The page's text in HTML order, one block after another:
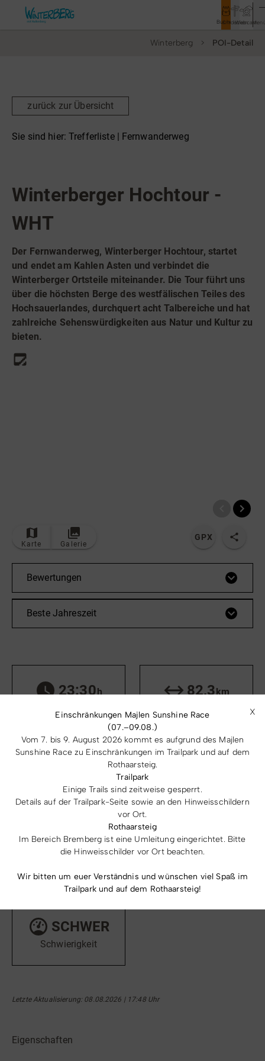
Buchen
Entdecken
Webcam
Rathaus
Vor Ort & Aktuelles
Veranstaltungen
Wandern
Radfahren
Tourenportal
Tourist-Information
Winterberg POI-Detail
X
Einschränkungen Majlen Sunshine Race
(07.–09.08.)
Vom 7. bis 9. August 2026 kommt es aufgrund des Majlen
Sunshine Race zu Einschränkungen im Trailpark und auf dem
Rothaarsteig.
Trailpark
Einige Trails sind zeitweise gesperrt.
Details auf der Trailpark-Seite sowie an den Hinweisschildern
vor Ort.
Rothaarsteig
Im Bereich Bremberg ist eine Umleitung eingerichtet. Bitte
die Hinweisschilder vor Ort beachten.
Wir bitten um euer Verständnis und wünschen viel Spaß im
Trailpark und auf dem Rothaarsteig!
zurück zur Übersicht
Sie sind hier: Trefferliste | Fernwanderweg
Winterberger Hochtour -
WHT
Der Fernwanderweg, Winterberger Hochtour, startet
und endet am Kahlen Asten und verbindet die
Winterberger Ortsteile miteinander. Die Tour führt uns
über die höchsten Berge des westfälischen Teiles des
Hochsauerlandes, durchquert acht Talbereiche und hat
zahlreiche Sehenswürdigkeiten aus Natur und Kultur zu
bieten.
Karte Galerie
GPX
Bewertungen
Beste Jahreszeit
23:30h
82,3km
Aufstieg
Abstieg
843m
449
SCHWER
Schwierigkeit
Letzte Aktualisierung: 08.08.2026 | 17:48 Uhr
Eigenschaften